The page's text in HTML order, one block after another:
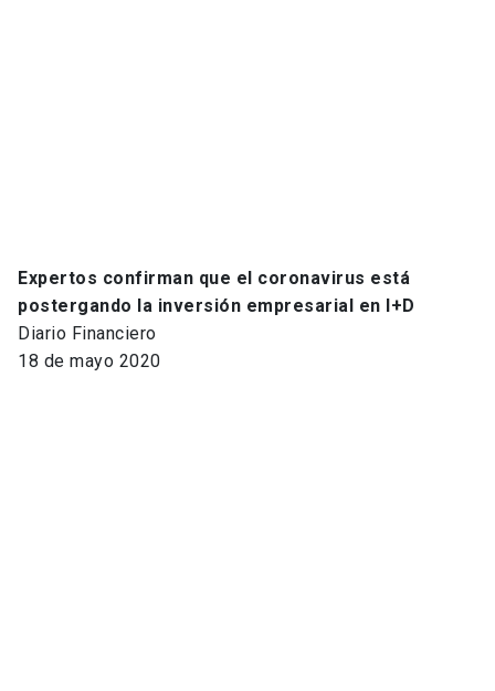
Expertos confirman que el coronavirus está
postergando la inversión empresarial en I+D
Diario Financiero
18 de mayo 2020